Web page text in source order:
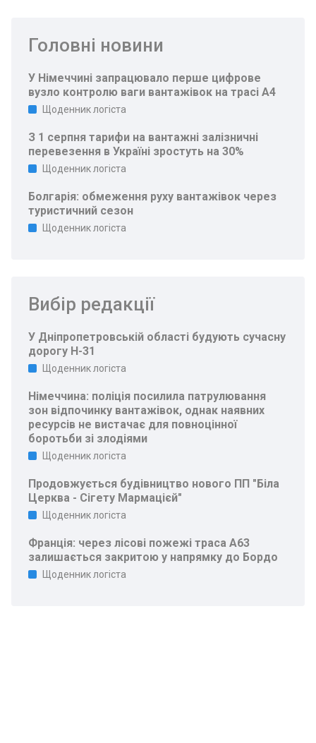
Головні новини
У Німеччині запрацювало перше цифрове
вузло контролю ваги вантажівок на трасі A4
Щоденник логіста
З 1 серпня тарифи на вантажні залізничні
перевезення в Україні зростуть на 30%
Щоденник логіста
Болгарія: обмеження руху вантажівок через
туристичний сезон
Щоденник логіста
Вибір редакції
У Дніпропетровській області будують сучасну
дорогу Н-31
Щоденник логіста
Німеччина: поліція посилила патрулювання
зон відпочинку вантажівок, однак наявних
ресурсів не вистачає для повноцінної
боротьби зі злодіями
Щоденник логіста
Продовжується будівництво нового ПП "Біла
Церква - Сігету Мармацієй"
Щоденник логіста
Франція: через лісові пожежі траса A63
залишається закритою у напрямку до Бордо
Щоденник логіста